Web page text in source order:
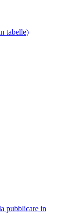
tabelle)
pubblicare in